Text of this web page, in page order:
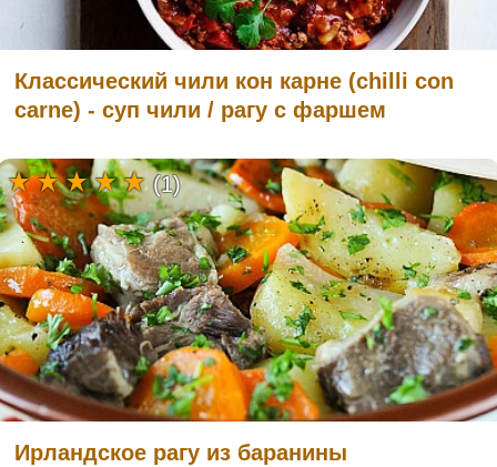
Классический чили кон карне (chilli con
carne) - суп чили / рагу с фаршем
Ирландское рагу из баранины
(1)